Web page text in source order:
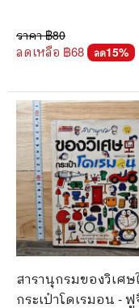
ราคา ฿80
ลดเหลือ ฿68 ลด15%
สารานุกรมของวิเศษ
กระเป๋าโดเรมอน - ฟู